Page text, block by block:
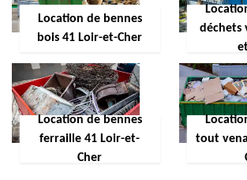
Location de bennes
bois 41 Loir-et-Cher
déchets
Location de bennes
ferraille 41 Loir-et-
Cher
tout